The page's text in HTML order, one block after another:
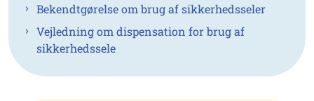
Bekendtgørelse om brug af sikkerhedsseler
Vejledning om dispensation for brug af
sikkerhedssele